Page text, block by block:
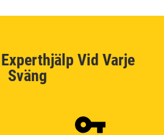
Vid Varje
Sväng